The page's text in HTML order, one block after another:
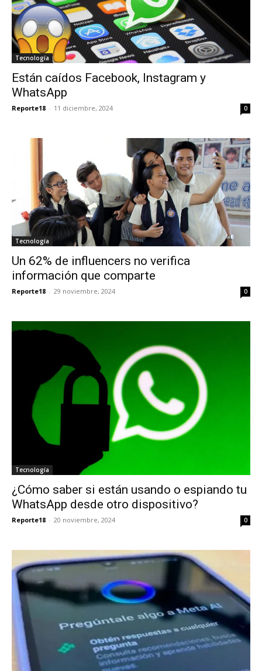
Tecnología
Están caídos Facebook, Instagram y
WhatsApp
Reporte18 - 11 diciembre, 2024 0
Tecnología
Un 62% de influencers no verifica
información que comparte
Reporte18 - 29 noviembre, 2024 0
Tecnología
¿Cómo saber si están usando o espiando tu
WhatsApp desde otro dispositivo?
Reporte18 - 20 noviembre, 2024 0